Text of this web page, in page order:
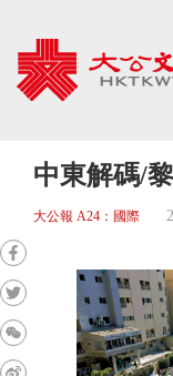
中東解碼/
大公報 A24：國際